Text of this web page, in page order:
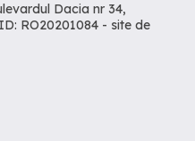
Dacia nr 34,
RO20201084 - site de